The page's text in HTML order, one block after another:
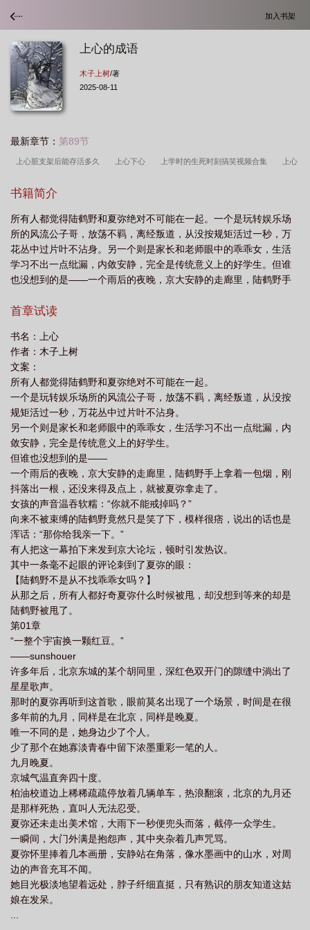
加入书架
上心的成语
木子上树/著
2025-08-11
最新章节： 第89节
上心脏支架后能存活多久 上心下心 上学时的生死时刻搞笑视频合集 上心
人才会对你上心
费 上心电监护的位置图片 上心房下心室对不对 上心火的症状有哪些
心池总渣讲的什么 上心 池总渣 上心免费阅读 上心下戒法师简介 上心
理课的感受与收获 上心香是什么意思 上心下口怎么读 上心和用心的区
别 上心郑欣宜歌词 上心歌曲 上心这首歌表达了什么意思 上心歌
画 上学歌
总
书籍简介
所有人都觉得陆鹤野和夏弥绝对不可能在一起。一个是玩转娱乐场
所的风流公子哥，放荡不羁，离经叛道，从没按规矩活过一秒，万
花丛中过片叶不沾身。另一个则是家长和老师眼中的乖乖女，生活
学习不出一点纰漏，内敛安静，完全是传统意义上的好学生。但谁
也没想到的是——一个雨后的夜晚，京大安静的走廊里，陆鹤野手
了。女孩的声音温吞软糯：“你就不能戒掉吗？”向来不被束缚的陆鹤
下。”有人把这一幕拍下来发到京大论坛，顿时引发热议。其中一条
毫不起眼的评论刺到了夏弥的眼：【陆鹤野不是从不找乖乖女
吗？】从那之后，所有人都好奇夏弥什么时候被甩，却没想到等来
的却是陆鹤野被甩了。
首章试读
书名：上心
作者：木子上树
文案：
所有人都觉得陆鹤野和夏弥绝对不可能在一起。
一个是玩转娱乐场所的风流公子哥，放荡不羁，离经叛道，从没按
规矩活过一秒，万花丛中过片叶不沾身。
另一个则是家长和老师眼中的乖乖女，生活学习不出一点纰漏，内
敛安静，完全是传统意义上的好学生。
但谁也没想到的是——
一个雨后的夜晚，京大安静的走廊里，陆鹤野手上拿着一包烟，刚
抖落出一根，还没来得及点上，就被夏弥拿走了。
女孩的声音温吞软糯：“你就不能戒掉吗？”
向来不被束缚的陆鹤野竟然只是笑了下，模样很痞，说出的话也是
浑话：“那你给我亲一下。”
有人把这一幕拍下来发到京大论坛，顿时引发热议。
其中一条毫不起眼的评论刺到了夏弥的眼：
【陆鹤野不是从不找乖乖女吗？】
从那之后，所有人都好奇夏弥什么时候被甩，却没想到等来的却是
陆鹤野被甩了。
第01章
“一整个宇宙换一颗红豆。”
——sunshouer
许多年后，北京东城的某个胡同里，深红色双开门的隙缝中淌出了
星星歌声。
那时的夏弥再听到这首歌，眼前莫名出现了一个场景，时间是在很
多年前的九月，同样是在北京，同样是晚夏。
唯一不同的是，她身边少了个人。
少了那个在她寡淡青春中留下浓墨重彩一笔的人。
九月晚夏。
京城气温直奔四十度。
柏油校道边上稀稀疏疏停放着几辆单车，热浪翻滚，北京的九月还
是那样死热，直叫人无法忍受。
夏弥还未走出美术馆，大雨下一秒便兜头而落，截停一众学生。
一瞬间，大门外满是抱怨声，其中夹杂着几声咒骂。
夏弥怀里捧着几本画册，安静站在角落，像水墨画中的山水，对周
边的声音充耳不闻。
她目光极淡地望着远处，脖子纤细直挺，只有熟识的朋友知道这姑
娘在发呆。